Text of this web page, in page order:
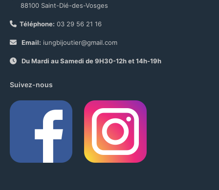
88100 Saint-Dié-des-Vosges
Téléphone: 03 29 56 21 16
Email: iungbijoutier@gmail.com
Du Mardi au Samedi de 9H30-12h et 14h-19h
Suivez-nous